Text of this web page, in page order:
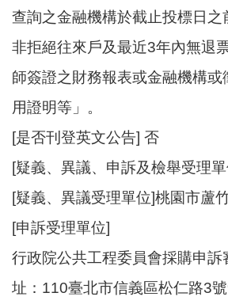
查詢之金融機構於截止投標日之
非拒絕往來戶及最近3年內無退
師簽證之財務報表或金融機構
用證明等」。
[是否刊登英文公告] 否
[疑義、異議、申訴及檢舉受理
[疑義、異議受理單位]桃園市蘆
[申訴受理單位]
行政院公共工程委員會採購申訴
址：110臺北市信義區松仁路3